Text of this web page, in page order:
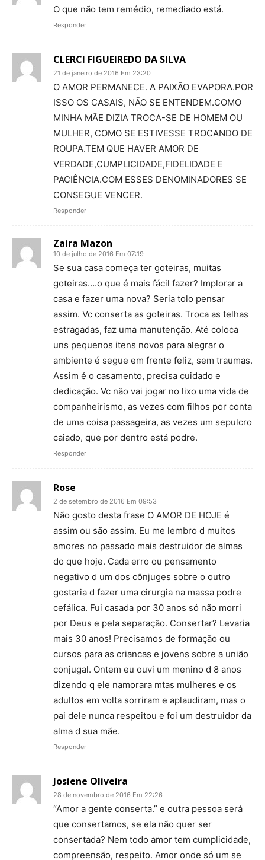
O que não tem remédio, remediado está.
Responder
CLERCI FIGUEIREDO DA SILVA
21 de janeiro de 2016 Em 23:20
O AMOR PERMANECE. A PAIXÃO EVAPORA.POR
ISSO OS CASAIS, NÃO SE ENTENDEM.COMO
MINHA MÃE DIZIA TROCA-SE DE HOMEM OU
MULHER, COMO SE ESTIVESSE TROCANDO DE
ROUPA.TEM QUE HAVER AMOR DE
VERDADE,CUMPLICIDADE,FIDELIDADE E
PACIÊNCIA.COM ESSES DENOMINADORES SE
CONSEGUE VENCER.
Responder
Zaira Mazon
10 de julho de 2016 Em 07:19
Se sua casa começa ter goteiras, muitas
goteiras….o que é mais fácil fazer? Implorar a
casa e fazer uma nova? Seria tolo pensar
assim. Vc conserta as goteiras. Troca as telhas
estragadas, faz uma manutenção. Até coloca
uns pequenos itens novos para alegrar o
ambiente é segue em frente feliz, sem traumas.
Assim é o casamento, precisa cuidado e
dedicação. Vc não vai jogar no lixo uma vida de
companheirismo, as vezes com filhos por conta
de uma coisa passageira, as vezes um sepulcro
caiado, que por dentro está podre.
Responder
Rose
2 de setembro de 2016 Em 09:53
Não gosto desta frase O AMOR DE HOJE é
assim ou são assim. Eu me lembro d muitos
amores no passado mais destruidor de almas
do que hoje. Cada erro ou pensamento
negativo d um dos cônjuges sobre o outro
gostaria d fazer uma cirurgia na massa podre
cefálica. Fui casada por 30 anos só não morri
por Deus e pela separação. Consertar? Levaria
mais 30 anos! Precisamos de formação ou
cursos para as criancas e jovens sobre a união
conjugal. Ontem eu ouvi um menino d 8 anos
dizendo q ele namorara mtas mulheres e os
adultos em volta sorriram e aplaudiram, mas o
pai dele nunca respeitou e foi um destruidor da
alma d sua mãe.
Responder
Josiene Oliveira
28 de novembro de 2016 Em 22:26
“Amor a gente conserta.” e outra pessoa será
que consertamos, se ela não quer ser
consertada? Nem todo amor tem cumplicidade,
compreensão, respeito. Amor onde só um se